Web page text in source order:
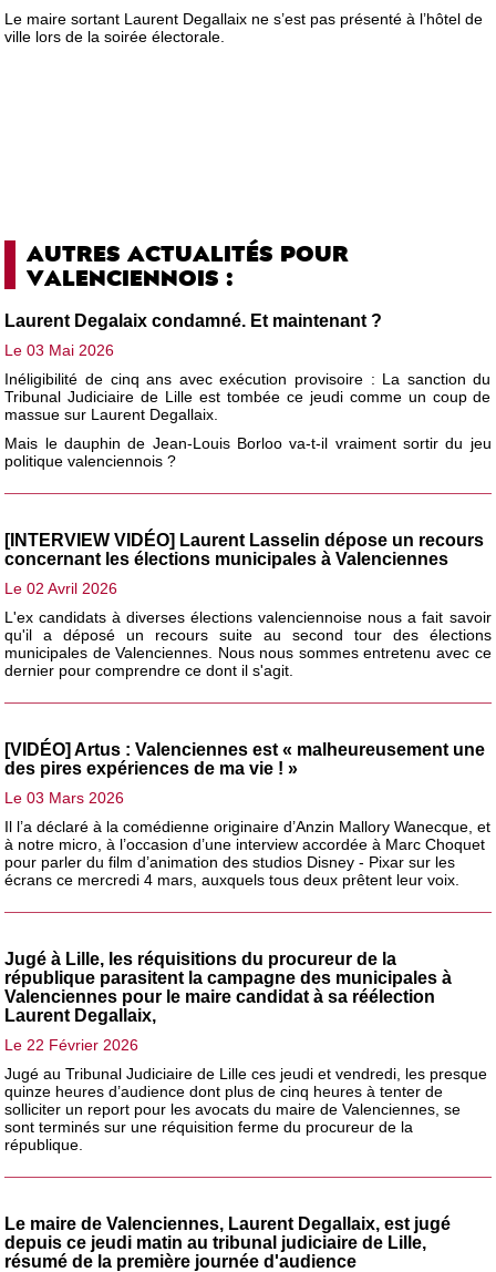
Le maire sortant Laurent Degallaix ne s’est pas présenté à l’hôtel de
ville lors de la soirée électorale.
AUTRES ACTUALITÉS POUR
VALENCIENNOIS :
Laurent Degalaix condamné. Et maintenant ?
Le 03 Mai 2026
Inéligibilité de cinq ans avec exécution provisoire : La sanction du
Tribunal Judiciaire de Lille est tombée ce jeudi comme un coup de
massue sur Laurent Degallaix.
Mais le dauphin de Jean-Louis Borloo va-t-il vraiment sortir du jeu
politique valenciennois ?
[INTERVIEW VIDÉO] Laurent Lasselin dépose un recours
concernant les élections municipales à Valenciennes
Le 02 Avril 2026
L'ex candidats à diverses élections valenciennoise nous a fait savoir
qu'il a déposé un recours suite au second tour des élections
municipales de Valenciennes. Nous nous sommes entretenu avec ce
dernier pour comprendre ce dont il s'agit.
[VIDÉO] Artus : Valenciennes est « malheureusement une
des pires expériences de ma vie ! »
Le 03 Mars 2026
Il l’a déclaré à la comédienne originaire d’Anzin Mallory Wanecque, et
à notre micro, à l’occasion d’une interview accordée à Marc Choquet
pour parler du film d’animation des studios Disney - Pixar sur les
écrans ce mercredi 4 mars, auxquels tous deux prêtent leur voix.
Jugé à Lille, les réquisitions du procureur de la
république parasitent la campagne des municipales à
Valenciennes pour le maire candidat à sa réélection
Laurent Degallaix,
Le 22 Février 2026
Jugé au Tribunal Judiciaire de Lille ces jeudi et vendredi, les presque
quinze heures d’audience dont plus de cinq heures à tenter de
solliciter un report pour les avocats du maire de Valenciennes, se
sont terminés sur une réquisition ferme du procureur de la
république.
Le maire de Valenciennes, Laurent Degallaix, est jugé
depuis ce jeudi matin au tribunal judiciaire de Lille,
résumé de la première journée d'audience